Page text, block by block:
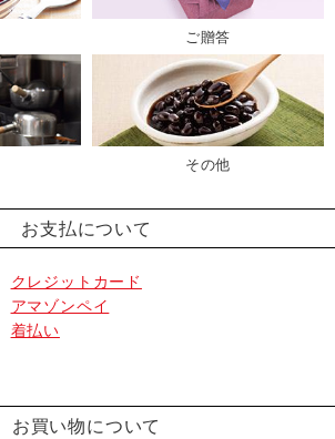
ご贈答
その他
お支払について
クレジットカード
アマゾンペイ
着払い
お買い物について